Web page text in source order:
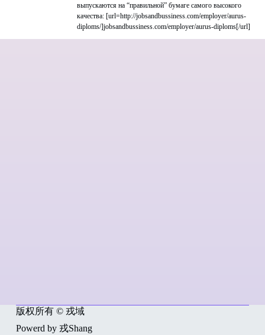
выпускаются на “правильной” бумаге самого высокого
качества: [url=http://jobsandbussiness.com/employer/aurus-
diploms/]jobsandbussiness.com/employer/aurus-diploms[/url]
版权所有 © 戎域
Powerd by 戎Shang